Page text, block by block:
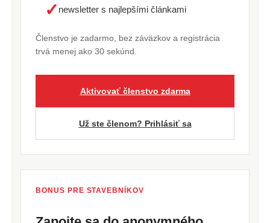
✓ newsletter s najlepšími článkami
Členstvo je zadarmo, bez záväzkov a registrácia
trvá menej ako 30 sekúnd.
Aktivovať členstvo zdarma
Už ste členom? Prihlásiť sa
BONUS PRE STAVEBNÍKOV